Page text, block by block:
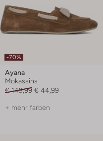
-70%
Ayana
Mokassins
€ 149,99 € 44,99
+ mehr farben